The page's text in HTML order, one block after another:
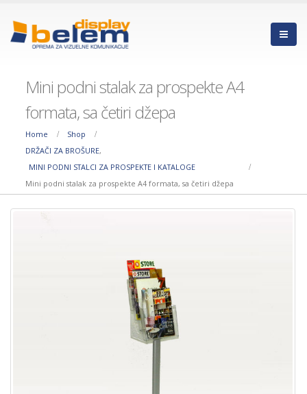
Mini podni stalak za prospekte A4
formata, sa četiri džepa
Home
Shop
DRŽAČI ZA BROŠURE,
MINI PODNI STALCI ZA PROSPEKTE I KATALOGE
Mini podni stalak za prospekte A4 formata, sa četiri džepa